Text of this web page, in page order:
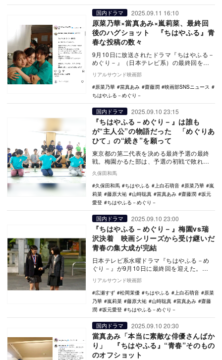
国内ドラマ 2025.09.11 16:10
原菜乃華×當真あみ×嵐莉菜、最終回
後のハグショット 『ちはやふる』青
春な投稿の数々
9月10日に放送されたドラマ『ちはやふる－
めぐり－』（日本テレビ系）の最終回を受
け、キャストたちが相次いでInstagramを
更…
リアルサウンド映画部
原菜乃華
當真あみ 齋藤潤
映画部SNSニュース
ちはやふる－めぐり－
国内ドラマ 2025.09.10 23:15
『ちはやふる－めぐり－』は誰も
が“主人公”の物語だった 「めぐりあ
ひて」の“続き”を願って
東京都の第二代表を決める最終予選の最終
戦。梅園かるた部は、予選の初戦で敗れた
（當真あみ）の…
久保田和馬
久保田和馬
ちはやふる 上白石萌音 原菜乃華
嵐
莉菜
藤原大祐 山時聡真 當真あみ 齋藤潤
坂元
愛登
ちはやふる－めぐり－
国内ドラマ 2025.09.10 23:00
『ちはやふる－めぐり－』梅園vs瑞
沢決着 映画シリーズから受け継いだ
青春の集大成が完結
日本テレビ系水曜ドラマ『ちはやふる－め
ぐり－』が9月10日に最終回を迎えた。
TVerで『ちはやふる－めぐり－』をみる
原…
リアルサウンド映画部
広瀬すず
松岡茉優 ちはやふる 上白石萌音
原菜
乃華
嵐莉菜 藤原大祐 山時聡真 當真あみ
齋藤
潤
坂元愛登 ちはやふる－めぐり－
国内ドラマ 2025.09.10 20:30
當真あみ「本当に素敵な俳優さんばか
り」 『ちはやふる』“青春”そのもの
のオフショット